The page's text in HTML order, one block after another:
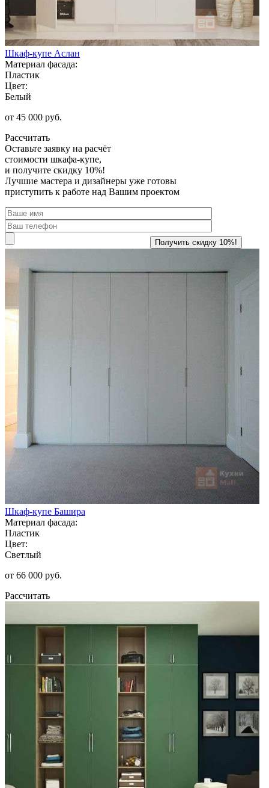
Шкаф-купе Аслан
Материал фасада:
Пластик
Цвет:
Белый
от 45 000 руб.
Рассчитать
Оставьте заявку на расчёт
стоимости шкафа-купе,
и получите скидку 10%!
Лучшие мастера и дизайнеры уже готовы
приступить к работе над Вашим проектом
Шкаф-купе Башира
Материал фасада:
Пластик
Цвет:
Светлый
от 66 000 руб.
Рассчитать